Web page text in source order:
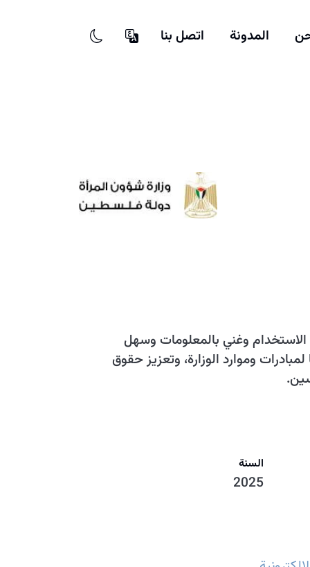
المدونة اتصل بنا
وغني بالمعلومات وسهل
وموارد الوزارة، وتعزيز حقوق
السنة
2025